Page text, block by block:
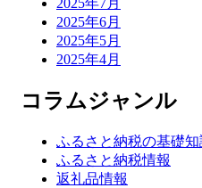
2025年6月
2025年5月
2025年4月
コラムジャンル
ふるさと納税の基礎知
ふるさと納税情報
返礼品情報